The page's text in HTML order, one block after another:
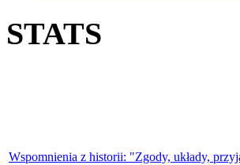
STATS
Wspomnienia z historii: "Zgody, układy,